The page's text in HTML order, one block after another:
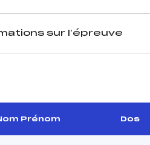
sur l’épreuve
:
Prénom Dos